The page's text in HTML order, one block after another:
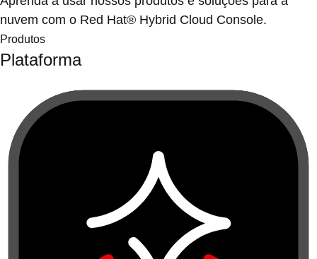
nuvem com o Red Hat® Hybrid Cloud Console.
Produtos
Plataforma